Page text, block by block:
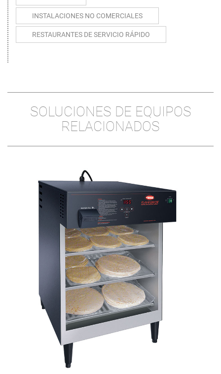
INSTALACIONES NO COMERCIALES
RESTAURANTES DE SERVICIO RÁPIDO
SOLUCIONES DE EQUIPOS
RELACIONADOS